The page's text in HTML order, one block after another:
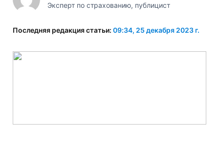
Эксперт по страхованию, публицист
Последняя редакция статьи: 09:34, 25 декабря 2023 г.